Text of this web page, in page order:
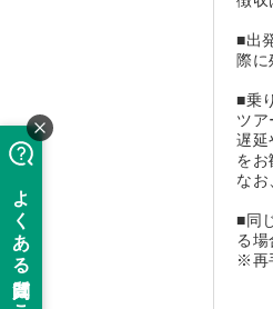
■出
際に
■乗
ツア
遅延
をお
なお
■同
る場
※再